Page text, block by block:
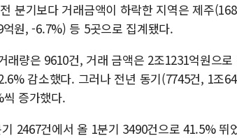
분기보다 거래금액이 하락한 지역은 제주
원, -6.7%) 등 5곳으로 집계됐다.
래량은 9610건, 거래 금액은 2조1231억원으
감소했다. 그러나 전년 동기(7745건, 1조
증가했다.
2467건에서 올 1분기 3490건으로 41.5% 뛰